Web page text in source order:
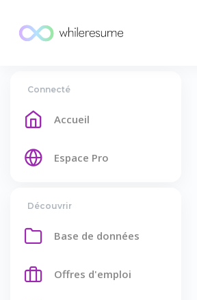
Connecté
Accueil
Espace Pro
Découvrir
Base de données
Offres d'emploi